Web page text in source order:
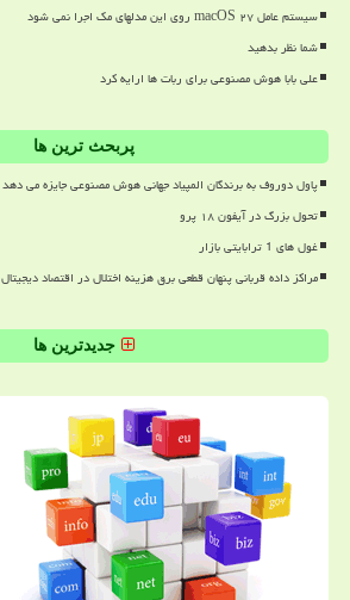
سیستم عامل macOS ۲۷ روی این مدلهای مک اجرا نمی شود
شما نظر بدهید
علی بابا هوش مصنوعی برای ربات ها ارایه کرد
پربحث ترین ها
پاول دوروف به برندگان المپیاد جهانی هوش مصنوعی جایزه می دهد
تحول بزرگ در آیفون ۱۸ پرو
غول های 1 ترابایتی بازار
مراکز داده قربانی پنهان قطعی برق هزینه اختلال در اقتصاد دیجیتال
جدیدترین ها